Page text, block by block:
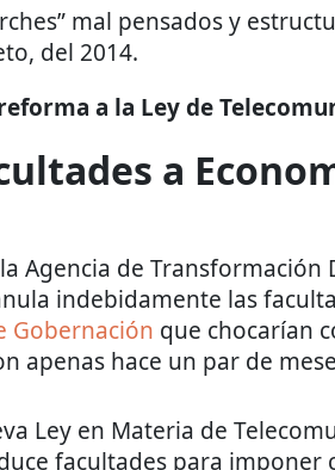
mal pensados y
del 2014.
a la Ley de
a
Agencia de Transformación
indebidamente las
Gobernación que chocarían
apenas hace un par de
Ley en Materia de
facultades para imponer